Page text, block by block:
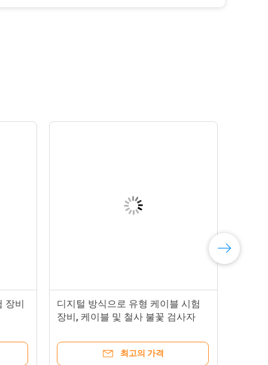
장비
디지털 방식으로 유형 케이블 시험
장비, 케이블 및 철사 불꽃 검사자
최고의 가격